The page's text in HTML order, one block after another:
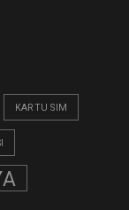
KARTU SIM